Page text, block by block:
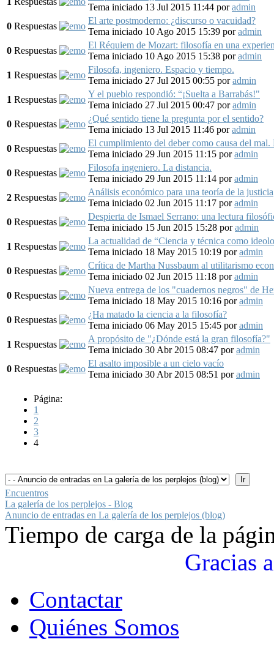
Tema iniciado 13 Jul 2015 11:44 poradmin
0 Respuestas
El arte postmoderno: ¿discurso o vacuidad?
Tema iniciado 10 Ago 2015 15:39 poradmin
0 Respuestas
El Réquiem de Mozart: filosofía en una
Tema iniciado 10 Ago 2015 15:38 poradmin
1 Respuestas
Filosofa, ingeniero. Espacio y tiempo.
Tema iniciado 27 Jul 2015 00:55 poradmin
1 Respuestas
Y el pueblo respondió: “¡Suelta a Barrabás!"
Tema iniciado 27 Jul 2015 00:47 poradmin
0 Respuestas
¿Qué sentido tiene la pregunta por el sentido?
Tema iniciado 13 Jul 2015 11:46 poradmin
0 Respuestas
El cumplimiento del deber como causa del mal.
Tema iniciado 29 Jun 2015 11:15 poradmin
0 Respuestas
Filosofa ingeniero. La distancia.
Tema iniciado 29 Jun 2015 11:14 poradmin
2 Respuestas
Análisis económico para una teoría de la justicia
Tema iniciado 02 Jun 2015 11:17 poradmin
0 Respuestas
Despierta de Ismael Serrano: una lectura
Tema iniciado 15 Jun 2015 15:28 poradmin
1 Respuestas
La actualidad de “Ciencia y técnica como
Tema iniciado 18 May 2015 10:19 poradmin
0 Respuestas
Crítica de Martha Nussbaum al utilitarismo
Tema iniciado 02 Jun 2015 11:18 poradmin
0 Respuestas
Nueva entrega de los "cuadernos negros" de
Tema iniciado 18 May 2015 10:16 poradmin
0 Respuestas
¿Ha matado la ciencia a la filosofía?
Tema iniciado 06 May 2015 15:45 poradmin
1 Respuestas
A propósito de "¿Dónde está la gran filosofía?"
Tema iniciado 30 Abr 2015 08:47 poradmin
0 Respuestas
El asalto imposible a un cielo vacío
Tema iniciado 30 Abr 2015 08:51 poradmin
Página:
1
2
3
4
Encuentros
La galería de los perplejos - Blog
Anuncio de entradas en La galería de los perplejos (blog)
Tiempo de carga de la
Gracias a
Contactar
Quiénes Somos